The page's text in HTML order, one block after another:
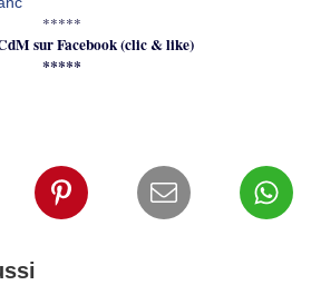
*****
sur Facebook (clic & like)
*****